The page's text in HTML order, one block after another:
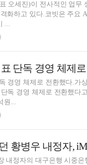
오세진)이 전사적인 업무
화하고 있다.코빗은 주요
...
단독 경영 체제
경영 체제로 전환했다.가
독 경영 체제로 전환했다
원...
내정자의 대구은행 시중